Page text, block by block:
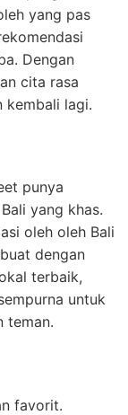
yang pas
Dengan
cita rasa
kembali lagi.
punya
yang khas.
oleh oleh Bali
dengan
terbaik,
untuk
teman.
favorit.